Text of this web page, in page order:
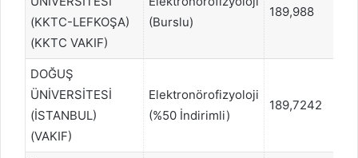
(KKTC-LEFKOŞA)
(KKTC VAKIF)
(Burslu)
189,988
DOĞUŞ
ÜNİVERSİTESİ
(İSTANBUL)
(VAKIF)
Elektronörofizyoloji
(%50 İndirimli)
189,7242